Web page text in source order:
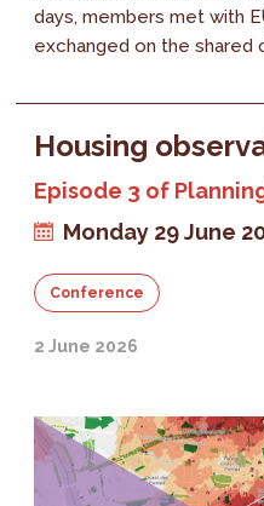
days, members met with
exchanged on the shared
Housing
Episode 3 of
Monday 29 June
Conference
2 June 2026